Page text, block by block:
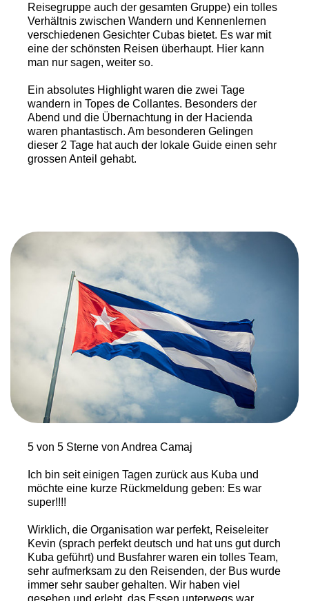
Reisegruppe auch der gesamten Gruppe) ein tolles
Verhältnis zwischen Wandern und Kennenlernen
verschiedenen Gesichter Cubas bietet. Es war mit
eine der schönsten Reisen überhaupt. Hier kann
man nur sagen, weiter so.
Ein absolutes Highlight waren die zwei Tage
wandern in Topes de Collantes. Besonders der
Abend und die Übernachtung in der Hacienda
waren phantastisch. Am besonderen Gelingen
dieser 2 Tage hat auch der lokale Guide einen sehr
grossen Anteil gehabt.
5 von 5 Sterne von Andrea Camaj
Ich bin seit einigen Tagen zurück aus Kuba und
möchte eine kurze Rückmeldung geben: Es war
super!!!!
Wirklich, die Organisation war perfekt, Reiseleiter
Kevin (sprach perfekt deutsch und hat uns gut durch
Kuba geführt) und Busfahrer waren ein tolles Team,
sehr aufmerksam zu den Reisenden, der Bus wurde
immer sehr sauber gehalten. Wir haben viel
gesehen und erlebt, das Essen unterwegs war